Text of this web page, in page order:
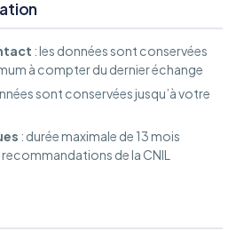
: les données sont conservées
à compter du dernier échange
sont conservées jusqu’à votre
: durée maximale de 13 mois
de la CNIL